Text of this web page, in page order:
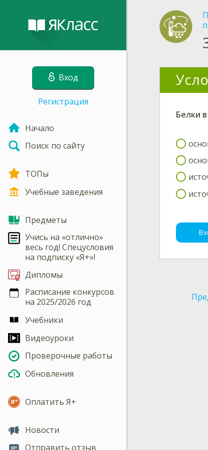
Вход
Регистрация
Начало
Поиск по сайту
ТОПы
Учебные заведения
Предметы
Учись на «отлично»
весь год! Спецусловия
на подписку «Я+»!
Дипломы
Расписание конкурсов
на 2025/2026 год
Учебники
Видеоуроки
Проверочные работы
Обновления
Оплатить Я+
Новости
Отправить отзыв
Белки